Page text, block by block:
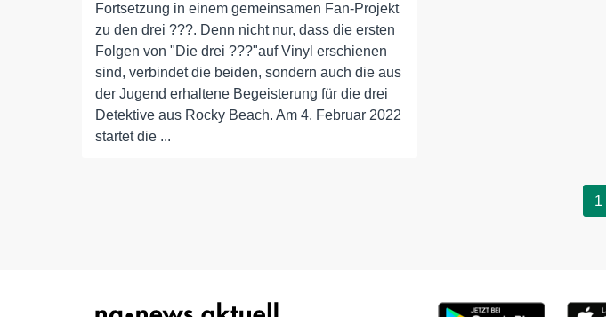
Fortsetzung in einem gemeinsamen Fan-Projekt
zu den drei ???. Denn nicht nur, dass die ersten
Folgen von "Die drei ???"auf Vinyl erschienen
sind, verbindet die beiden, sondern auch die aus
der Jugend erhaltene Begeisterung für die drei
Detektive aus Rocky Beach. Am 4. Februar 2022
startet die ...
1